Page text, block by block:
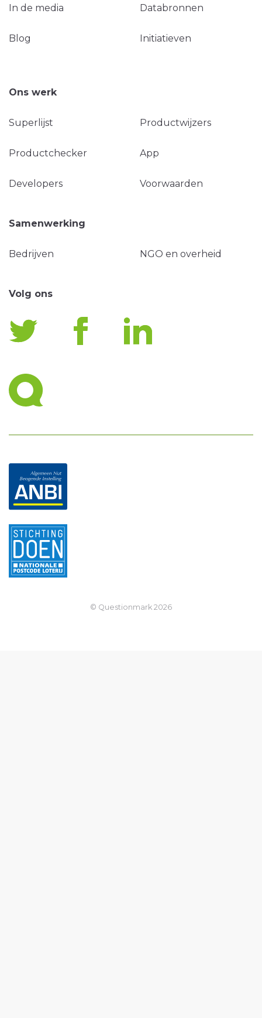
In de media Databronnen
Blog Initiatieven
Ons werk
Superlijst Productwijzers
Productchecker App
Developers Voorwaarden
Samenwerking
Bedrijven NGO en overheid
Volg ons
© Questionmark 2026